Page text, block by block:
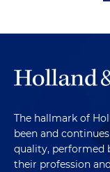
The hallmark of
been and
quality, performed
their profession